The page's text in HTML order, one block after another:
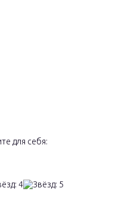
для себя: